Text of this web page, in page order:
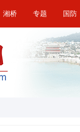
湘桥 专题 国防